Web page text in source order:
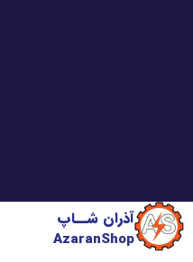
آذران شــاپ
AzaranShop